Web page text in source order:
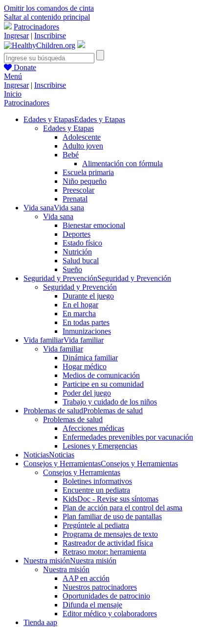
Omitir los comandos de cinta
Saltar al contenido principal
Patrocinadores
Ingresar| Inscribirse
Donate
Menú
Ingresar| Inscribirse
Inicio
Patrocinadores
Edades y EtapasEdades y Etapas
Edades y Etapas
Adolescente
Adulto joven
Bebé
Alimentación con fórmula
Escuela primaria
Niño pequeño
Preescolar
Prenatal
Vida sanaVida sana
Vida sana
Bienestar emocional
Deportes
Estado físico
Nutrición
Salud bucal
Sueño
Seguridad y PrevenciónSeguridad y Prevención
Seguridad y Prevención
Durante el juego
En el hogar
En marcha
En todas partes
Inmunizaciones
Vida familiarVida familiar
Vida familiar
Dinámica familiar
Hogar médico
Medios de comunicación
Participe en su comunidad
Poder del juego
Trabajo y cuidado de los niños
Problemas de saludProblemas de salud
Problemas de salud
Afecciones médicas
Enfermedades prevenibles por vacunación
Lesiones y Emergencias
NoticiasNoticias
Consejos y HerramientasConsejos y Herramientas
Consejos y Herramientas
Boletines informativos
Encuentre un pediatra
KidsDoc - Revise sus síntomas
Plan de acción para el control del asma
Plan familiar de uso de pantallas
Pregúntele al pediatra
Programa de mensajes de texto
Rastre​​ador de activida​d física
Retraso motor: herramienta
Nuestra misiónNuestra misión
Nuestra misión
AAP en acción
Nuestros patrocinadores
Oportunidades de patrocinio
Difunda el mensaje
Editor médico y colaboradores
Tienda aap